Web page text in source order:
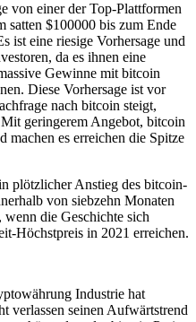
von einer der Top-Plattformen
satten $100000 bis zum Ende
ist eine riesige Vorhersage und
da es ihnen eine
Gewinne mit bitcoin
Diese Vorhersage ist vor
nach bitcoin steigt,
geringerem Angebot, bitcoin
machen es erreichen die Spitze
plötzlicher Anstieg des bitcoin-
von siebzehn Monaten
die Geschichte sich
Höchstpreis in 2021 erreichen.
Industrie hat
verlassen seinen Aufwärtstrend